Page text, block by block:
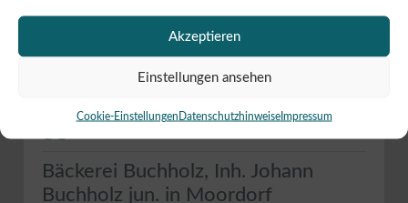
Akzeptieren
Einstellungen ansehen
Cookie-Einstellungen DatenschutzhinweiseImpressum
Beitrag melden
Mehr Informationen
Bäckerei Buchholz, Inh. Johann
Buchholz jun. in Moordorf